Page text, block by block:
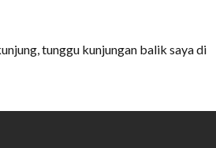
tunggu kunjungan balik saya di